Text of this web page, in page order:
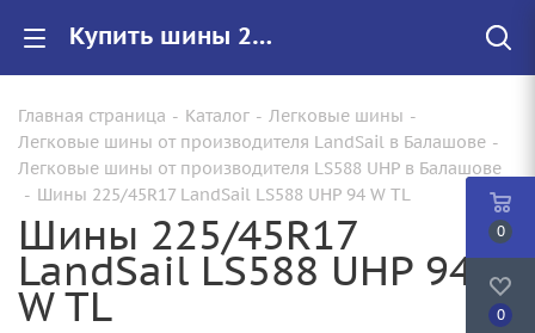
Купить шины 225/45R17 LandSail LS588 UHP 94 W TL |Арт.86849610349 по цене от 5930.00 руб. в Балашове с доставкой
Главная страница - Каталог - Легковые шины -
Легковые шины от производителя LandSail в Балашове -
Легковые шины от производителя LS588 UHP в Балашове
- Шины 225/45R17 LandSail LS588 UHP 94 W TL
Шины 225/45R17
LandSail LS588 UHP 94
W TL
0
0